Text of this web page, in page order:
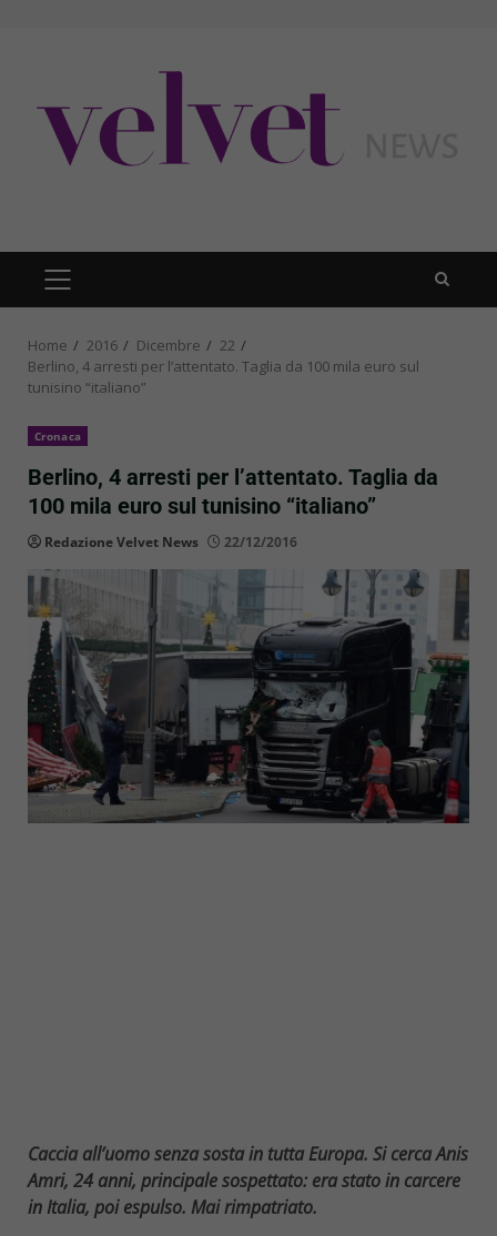
PRIMARY
MENU
Home 2016 Dicembre
22
Berlino, 4 arresti per l’attentato. Taglia da 100 mila euro sul
tunisino “italiano”
Cronaca
Berlino, 4 arresti per l’attentato. Taglia da
100 mila euro sul tunisino “italiano”
Redazione Velvet News 22/12/2016
Caccia all’uomo senza sosta in tutta Europa. Si cerca Anis
Amri, 24 anni, principale sospettato: era stato in carcere
in Italia, poi espulso. Mai rimpatriato.